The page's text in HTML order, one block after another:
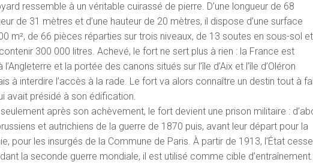
ressemble à un véritable cuirassé de pierre. D’une longueur de 68
de 31 mètres et d’une hauteur de 20 mètres, il dispose d’une surface
m², de 66 pièces réparties sur trois niveaux, de 13 soutes en sous-sol
300 000 litres. Achevé, le fort ne sert plus à rien : la France est
et la portée des canons situés sur l’île d’Aix et l’île d’Oléron
à interdire l’accès à la rade. Le fort va alors connaître un destin tout à
avait présidé à son édification.
après son achèvement, le fort devient une prison militaire :
et autrichiens de la guerre de 1870 puis, avant leur départ pour la
pour les insurgés de la Commune de Paris. À partir de 1913, l’État
la seconde guerre mondiale, il est utilisé comme cible